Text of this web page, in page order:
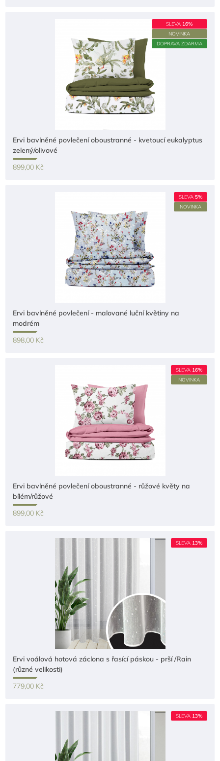
SLEVA 16%
NOVINKA
DOPRAVA ZDARMA
Ervi bavlněné povlečení oboustranné - kvetoucí eukalyptus
zelený/olivové
899,00 Kč
SLEVA 5%
NOVINKA
Ervi bavlněné povlečení - malované luční květiny na
modrém
898,00 Kč
SLEVA 16%
NOVINKA
Ervi bavlněné povlečení oboustranné - růžové květy na
bílém/růžové
899,00 Kč
SLEVA 13%
Ervi voálová hotová záclona s řasící páskou - prší /Rain
(různé velikosti)
779,00 Kč
SLEVA 13%